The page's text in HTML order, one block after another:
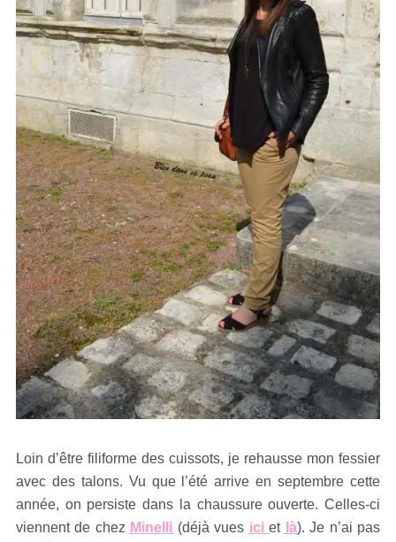
Loin d’être filiforme des cuissots, je rehausse mon fessier
avec des talons. Vu que l’été arrive en septembre cette
année, on persiste dans la chaussure ouverte. Celles-ci
viennent de chez Minelli (déjà vues ici et là). Je n’ai pas